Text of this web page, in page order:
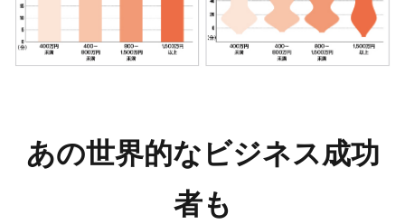
あの世界的なビジネス成功
者も